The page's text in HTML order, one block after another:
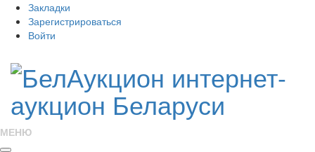
Закладки
Зарегистрироваться
Войти
МЕНЮ